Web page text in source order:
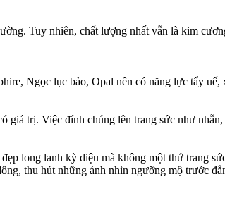
Tuy nhiên, chất lượng nhất vẫn là kim
Ngọc lục bảo, Opal nên có năng lực tẩy uế,
trị. Việc đính chúng lên trang sức như
long lanh kỳ diệu mà không một thứ trang
thu hút những ánh nhìn ngưỡng mộ trước